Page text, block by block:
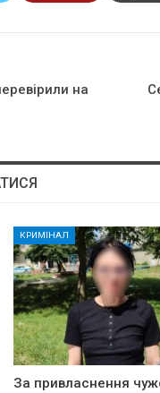
на
КРИМІНАЛ
За привласнення